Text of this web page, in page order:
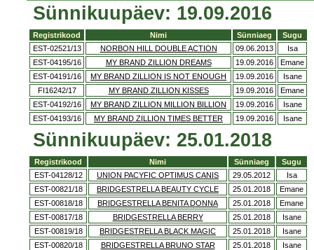
Sünnikuupäev: 19.09.2016
Registrikood Nimi Sünniaeg
Sugu
EST-02521/13
NORBON HILL DOUBLE ACTION 09.06.2013
Isa
EST-04195/16
MY BRAND ZILLION DREAMS 19.09.2016
Emane
EST-04191/16
MY BRAND ZILLION IS NOT ENOUGH 19.09.2016
Isane
FI16242/17
MY BRAND ZILLION KISSES 19.09.2016
Emane
EST-04192/16
MY BRAND ZILLION MILLION BILLION 19.09.2016
Isane
EST-04193/16
MY BRAND ZILLION TIMES BETTER 19.09.2016 Isane
Sünnikuupäev: 25.01.2018
Registrikood Nimi Sünniaeg
Sugu
EST-04128/12
UNION PACYFIC OPTIMUS CANIS 29.05.2012
Isa
EST-00821/18
BRIDGESTRELLA BEAUTY CYCLE 25.01.2018
Emane
EST-00818/18
BRIDGESTRELLA BENITA DONNA 25.01.2018
Emane
EST-00817/18
BRIDGESTRELLA BERRY 25.01.2018
Isane
EST-00819/18
BRIDGESTRELLA BLACK MAGIC 25.01.2018
Isane
EST-00820/18
BRIDGESTRELLA BRUNO STAR 25.01.2018 Isane